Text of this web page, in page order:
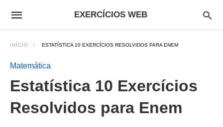
EXERCÍCIOS WEB
INÍCIO ESTATÍSTICA 10 EXERCÍCIOS RESOLVIDOS PARA ENEM
Matemática
Estatística 10 Exercícios
Resolvidos para Enem